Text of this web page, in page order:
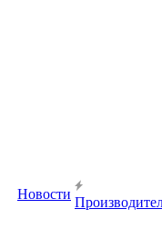
Новости